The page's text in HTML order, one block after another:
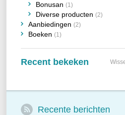
Bonusan (1)
Diverse producten (2)
Aanbiedingen (2)
Boeken (1)
Recent bekeken
Recente berichten